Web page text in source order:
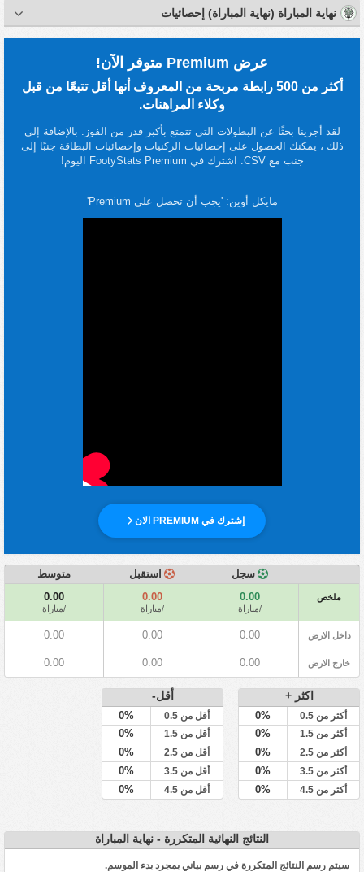
نهاية المباراة (نهاية المباراة) إحصائيات
عرض Premium متوفر الآن!
أكثر من 500 رابطة مربحة من المعروف أنها أقل تتبعًا من قبل
وكلاء المراهنات.
لقد أجرينا بحثًا عن البطولات التي تتمتع بأكبر قدر من الفوز. بالإضافة إلى
ذلك ، يمكنك الحصول على إحصائيات الركنيات وإحصائيات البطاقة جنبًا إلى
جنب مع CSV. اشترك في FootyStats Premium اليوم!
إشترك في PREMIUM الان
مايكل أوين: 'يجب أن تحصل على Premium'
سجل استقبل متوسط
ملخص 0.00
/مباراة
0.00
/مباراة
0.00
/مباراة
داخل الارض 0.00
0.00
0.00
خارج الارض 0.00
0.00
0.00
اكثر +
أكثر من 0.5 0%
أكثر من 1.5 0%
أكثر من 2.5 0%
أكثر من 3.5 0%
أكثر من 4.5 0%
أقل-
أقل من 0.5 0%
أقل من 1.5 0%
أقل من 2.5 0%
أقل من 3.5 0%
أقل من 4.5 0%
النتائج النهائية المتكررة - نهاية المباراة
سيتم رسم النتائج المتكررة في رسم بياني بمجرد بدء الموسم.